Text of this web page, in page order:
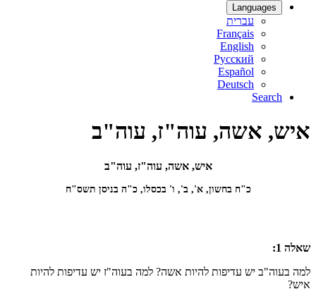
Languages
עברית
Français
English
Русский
Español
Deutsch
Search
איש, אשה, עוה"ז, עוה"ב
איש, אשה, עוה"ז, עוה"ב
כ"ח בחשון, א', ב', ו' בכסלו, כ"ה בניסן תשס"ח
שאלה 1:
למה בעוה"ב יש עדיפות להיות אשה? למה בעוה"ז יש עדיפות להיות
איש?